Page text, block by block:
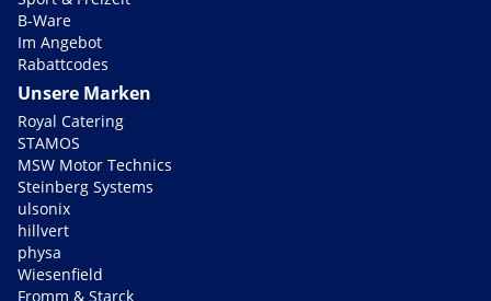
B-Ware
Im Angebot
Rabattcodes
Unsere Marken
Royal Catering
STAMOS
MSW Motor Technics
Steinberg Systems
ulsonix
hillvert
physa
Wiesenfield
Fromm & Starck